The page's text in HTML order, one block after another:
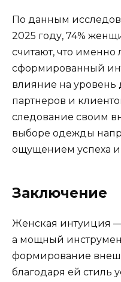
По данным
2025 году, 74%
считают, что именно
сформированный
влияние на уровень
партнеров и
следование своим
выборе одежды
ощущением успеха
Заключение
Женская интуиция —
а мощный
формирование
благодаря ей